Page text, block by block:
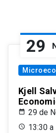
29
Kjell
29 de
13:30 a